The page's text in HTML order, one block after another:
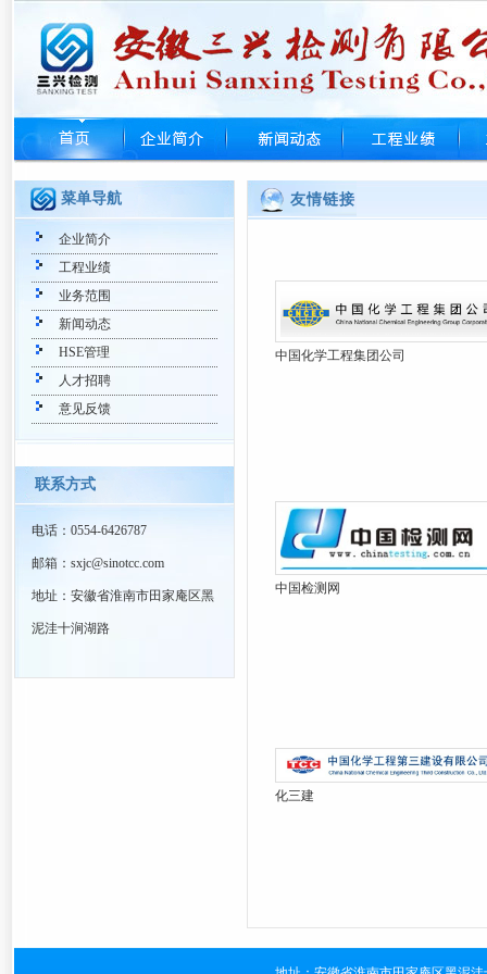
菜单导航
企业简介
工程业绩
业务范围
新闻动态
HSE管理
人才招聘
意见反馈
联系方式
电话：0554-6426787
邮箱：sxjc@sinotcc.com
地址：安徽省淮南市田家庵区黑
泥洼十涧湖路
友情链接
中国化学工程集团公司
中国检测网
化三建